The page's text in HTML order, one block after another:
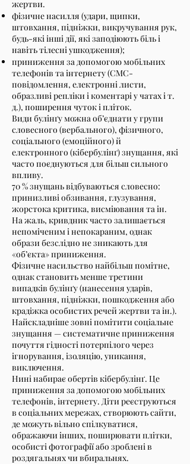
жертви.
фізичне насилля (удари, щипки,
штовхання, підніжки, викручування рук,
будь-які інші дії, які заподіюють біль і
навіть тілесні ушкодження);
приниження за допомогою мобільних
телефонів та інтернету (СМС-
повідомлення, електронні листи,
образливі репліки і коментарі у чатах і т.
д.), поширення чуток і пліток.
Види булінґу можна об’єднати у групи
словесного (вербального), фізичного,
соціального (емоційного) й
електронного (кібербулінґ) знущання, які
часто поєднуються для більш сильного
впливу.
70 % знущань відбуваються словесно:
принизливі обзивання, глузування,
жорстока критика, висміювання та ін.
На жаль, кривдник часто залишається
непоміченим і непокараним, однак
образи безслідно не зникають для
«об’єкта» приниження.
Фізичне насильство найбільш помітне,
однак становить менше третини
випадків булінґу (нанесення ударів,
штовхання, підніжки, пошкодження або
крадіжка особистих речей жертви та ін.).
Найскладніше зовні помітити соціальне
знущання — систематичне приниження
почуття гідності потерпілого через
ігнорування, ізоляцію, уникання,
виключення.
Нині набирає обертів кібербулінґ. Це
приниження за допомогою мобільних
телефонів, інтернету. Діти реєструються
в соціальних мережах, створюють сайти,
де можуть вільно спілкуватися,
ображаючи інших, поширювати плітки,
особисті фотографії або зроблені в
роздягальнях чи вбиральнях.